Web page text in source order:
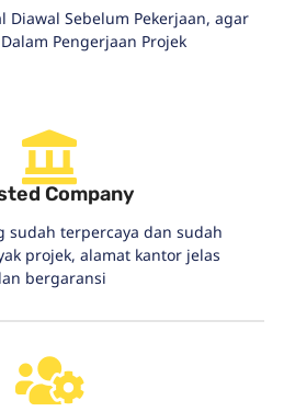
Diawal Sebelum Pekerjaan, agar
Pengerjaan Projek
Company
sudah terpercaya dan sudah
projek, alamat kantor jelas
bergaransi